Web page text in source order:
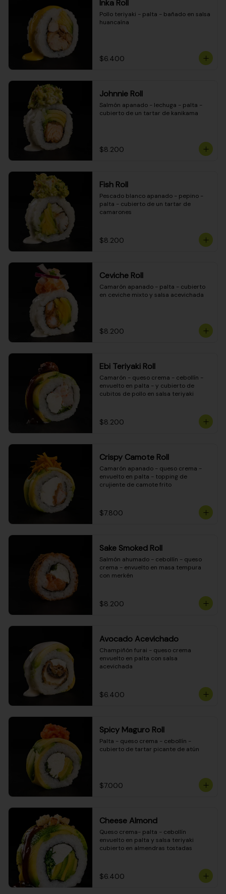
Inka Roll
Pollo teriyaki - palta - bañado en salsa
huancaína
$6.400
Johnnie Roll
Salmón apanado - lechuga - palta -
cubierto de un tartar de kanikama
$8.200
Fish Roll
Pescado blanco apanado - pepino -
palta - cubierto de un tartar de
camarones
$8.200
Ceviche Roll
Camarón apanado - palta - cubierto
en ceviche mixto y salsa acevichada
$8.200
Ebi Teriyaki Roll
Camarón - queso crema - cebollín -
envuelto en palta - y cubierto de
cubitos de pollo en salsa teriyaki
$8.200
Crispy Camote Roll
Camarón apanado - queso crema -
envuelto en palta - topping de
crujiente de camote frito
$7.800
Sake Smoked Roll
Salmón ahumado - cebollín - queso
crema - envuelto en masa tempura
con merkén
$8.200
Avocado Acevichado
Champiñón furai - queso crema
envuelto en palta con salsa
acevichada
$6.400
Spicy Maguro Roll
Palta - queso crema - cebollín -
cubierto de tartar picante de atún
$7.000
Cheese Almond
Queso crema- palta - cebollín
envuelto en palta y salsa teriyaki
cubierto en almendras tostadas
$6.400